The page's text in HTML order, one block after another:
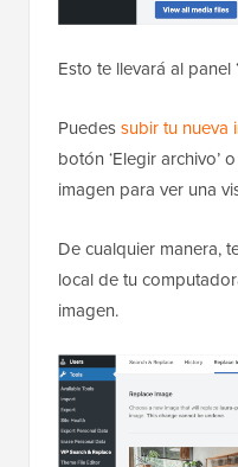
Esto te llevará al panel
Puedessubir tu nueva
botón ‘Elegir archivo’
imagen para ver una
De cualquier manera,
local de tu
imagen.